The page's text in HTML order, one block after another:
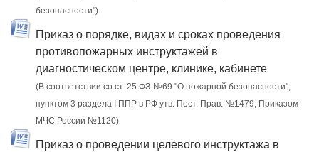
безопасности")
Приказ о порядке, видах и сроках проведения
противопожарных инструктажей в
диагностическом центре, клинике, кабинете
(В соответствии со ст. 25 ФЗ-№69 "О пожарной безопасности",
пунктом 3 раздела I ППР в РФ утв. Пост. Прав. №1479, Приказом
МЧС России №1120)
Приказ о проведении целевого инструктажа в